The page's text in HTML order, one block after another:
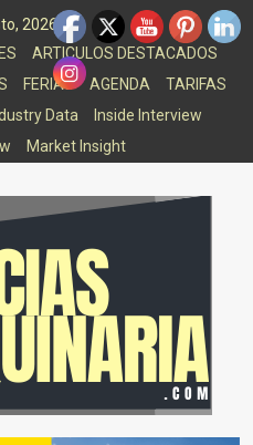
2026
ARTICULOS DESTACADOS
FERIAS AGENDA
TARIFAS
Data
Inside Interview
Market Insight